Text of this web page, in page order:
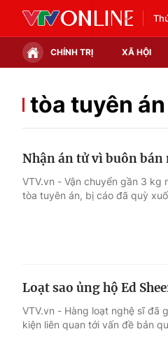
CHÍNH TRỊ XÃ HỘI
Chính trị
Thế giới đó đây
tòa tuyên án
Nhận án tử vì buôn bán
VTV.vn - Vận chuyển gần 3 kg
tòa tuyên án, bị cáo đã quỳ
Loạt sao ủng hộ Ed
VTV.vn - Hàng loạt nghệ sĩ đã
kiện liên quan tới vấn đề bản